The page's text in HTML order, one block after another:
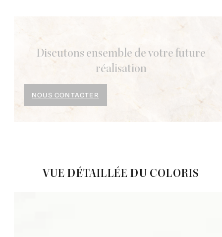
Discutons ensemble de votre future
réalisation
NOUS CONTACTER
VUE DÉTAILLÉE DU COLORIS